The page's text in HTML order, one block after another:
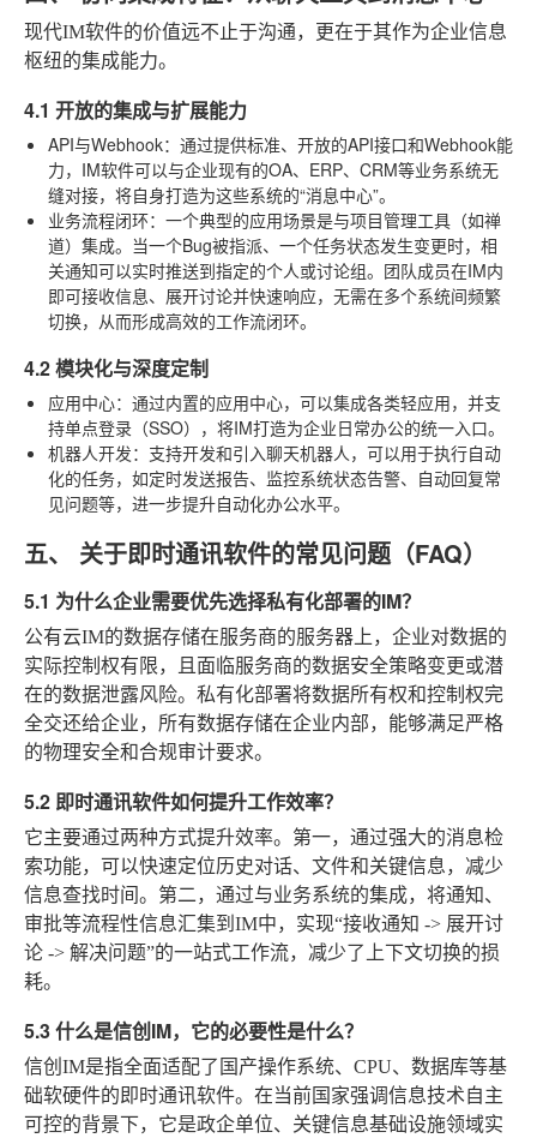
现代IM软件的价值远不止于沟通，更在于其作为企业信息
枢纽的集成能力。
4.1 开放的集成与扩展能力
API与Webhook：通过提供标准、开放的API接口和Webhook能
力，IM软件可以与企业现有的OA、ERP、CRM等业务系统无
缝对接，将自身打造为这些系统的“消息中心”。
业务流程闭环：一个典型的应用场景是与项目管理工具（如禅
道）集成。当一个Bug被指派、一个任务状态发生变更时，相
关通知可以实时推送到指定的个人或讨论组。团队成员在IM内
即可接收信息、展开讨论并快速响应，无需在多个系统间频繁
切换，从而形成高效的工作流闭环。
4.2 模块化与深度定制
应用中心：通过内置的应用中心，可以集成各类轻应用，并支
持单点登录（SSO），将IM打造为企业日常办公的统一入口。
机器人开发：支持开发和引入聊天机器人，可以用于执行自动
化的任务，如定时发送报告、监控系统状态告警、自动回复常
见问题等，进一步提升自动化办公水平。
五、 关于即时通讯软件的常见问题（FAQ）
5.1 为什么企业需要优先选择私有化部署的IM？
公有云IM的数据存储在服务商的服务器上，企业对数据的
实际控制权有限，且面临服务商的数据安全策略变更或潜
在的数据泄露风险。私有化部署将数据所有权和控制权完
全交还给企业，所有数据存储在企业内部，能够满足严格
的物理安全和合规审计要求。
5.2 即时通讯软件如何提升工作效率？
它主要通过两种方式提升效率。第一，通过强大的消息检
索功能，可以快速定位历史对话、文件和关键信息，减少
信息查找时间。第二，通过与业务系统的集成，将通知、
审批等流程性信息汇集到IM中，实现“接收通知 -> 展开讨
论 -> 解决问题”的一站式工作流，减少了上下文切换的损
耗。
5.3 什么是信创IM，它的必要性是什么？
信创IM是指全面适配了国产操作系统、CPU、数据库等基
础软硬件的即时通讯软件。在当前国家强调信息技术自主
可控的背景下，它是政企单位、关键信息基础设施领域实